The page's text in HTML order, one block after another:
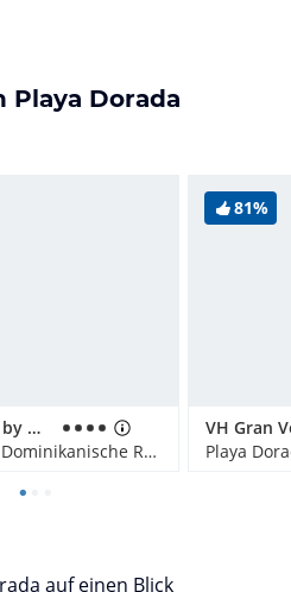
Playa Dorada
Viva Heavens by Wyndham, A Trademark All Inclusive
Playa Dorada, Dominikanische Republik
81%
auf einen Blick